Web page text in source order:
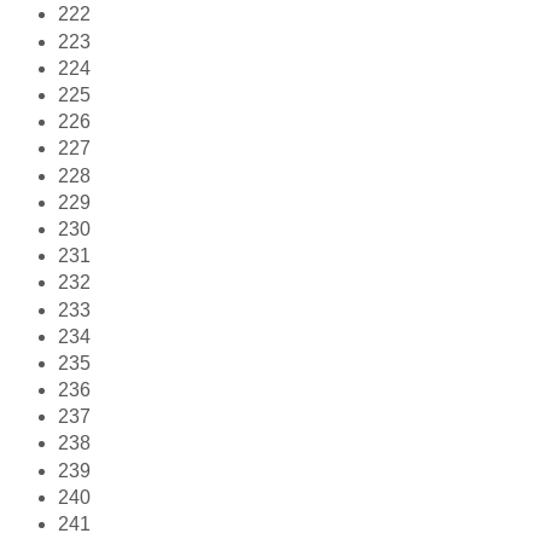
222
223
224
225
226
227
228
229
230
231
232
233
234
235
236
237
238
239
240
241